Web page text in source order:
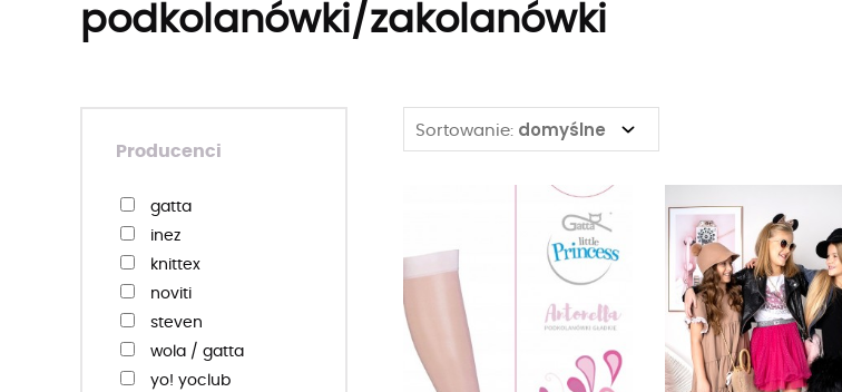
podkolanówki/zakolanówki
Producenci
gatta
inez
knittex
noviti
steven
wola / gatta
yo! yoclub
Sortowanie: domyślne